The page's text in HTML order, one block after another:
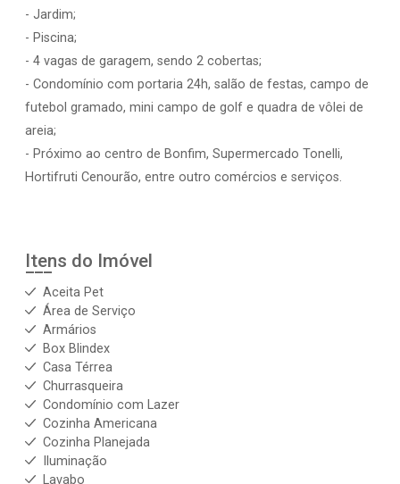
- Jardim;
- Piscina;
- 4 vagas de garagem, sendo 2 cobertas;
- Condomínio com portaria 24h, salão de festas, campo de
futebol gramado, mini campo de golf e quadra de vôlei de
areia;
- Próximo ao centro de Bonfim, Supermercado Tonelli,
Hortifruti Cenourão, entre outro comércios e serviços.
Itens do Imóvel
Aceita Pet
Área de Serviço
Armários
Box Blindex
Casa Térrea
Churrasqueira
Condomínio com Lazer
Cozinha Americana
Cozinha Planejada
Iluminação
Lavabo